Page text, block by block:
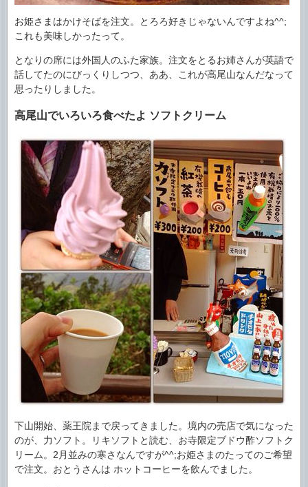
お姫さまはかけそばを注文。とろろ好きじゃないんですよね^^;
これも美味しかったって。
となりの席には外国人のふた家族。注文をとるお姉さんが英語で
話してたのにびっくりしつつ、ああ、これが高尾山なんだなって
思ったりしました。
高尾山でいろいろ食べたよ ソフトクリーム
下山開始、薬王院まで戻ってきました。境内の売店で気になった
のが、力ソフト。リキソフトと読む、お寺限定ブドウ酢ソフトク
リーム。2月並みの寒さなんですが^^;お姫さまのたってのご希望
で注文。おとうさんは ホットコーヒーを飲んでました。